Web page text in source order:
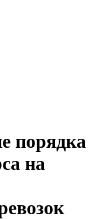
порядка
на